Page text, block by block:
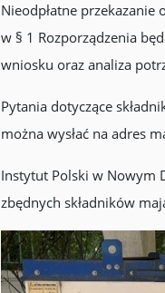
Nieodpłatne
w § 1 Rozporządzenia
wniosku oraz analiza
Pytania dotyczące
można wysłać na adres
Instytut Polski w Nowym
zbędnych składników